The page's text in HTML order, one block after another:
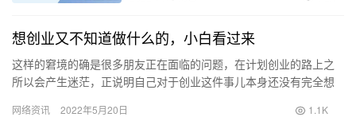
想创业又不知道做什么的，小白看过来
这样的窘境的确是很多朋友正在面临的问题，在计划创业的路上之
所以会产生迷茫，正说明自己对于创业这件事儿本身还没有完全想
够为之…
网络资讯 2022年5月20日 1.1K